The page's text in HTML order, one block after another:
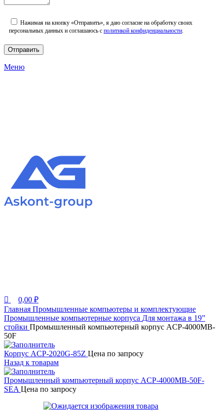
Нажимая на кнопку «Отправить», я даю согласие на обработку своих
персональных данных и соглашаюсь с политикой конфиденциальности.
Меню
0,00 ₽
Главная Промышленные компьютеры и комплектующие
Промышленные компьютерные корпуса Для монтажа в 19”
стойки Промышленный компьютерный корпус ACP-4000MB-
50F
Корпус ACP-2020G-85Z Цена по запросу
Назад к товарам
Промышленный компьютерный корпус ACP-4000MB-50F-
SEA Цена по запросу